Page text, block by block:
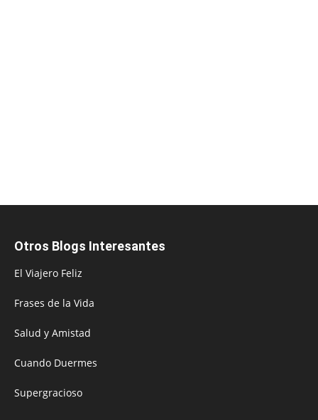
Otros Blogs Interesantes
El Viajero Feliz
Frases de la Vida
Salud y Amistad
Cuando Duermes
Supergracioso